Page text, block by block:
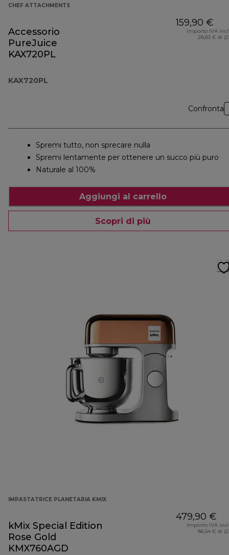
CHEF ATTACHMENTS
Accessorio
PureJuice
KAX720PL
KAX720PL
159,90 €
Importo IVA
28,83 € di
Confronta
Spremi tutto, non sprecare nulla
Spremi lentamente per ottenere un succo più puro
Naturale al 100%
Aggiungi al carrello
Scopri di più
IMPASTATRICE PLANETARIA KMIX
kMix Special Edition
Rose Gold
KMX760AGD
479,90 €
Importo IVA
86,54 € di